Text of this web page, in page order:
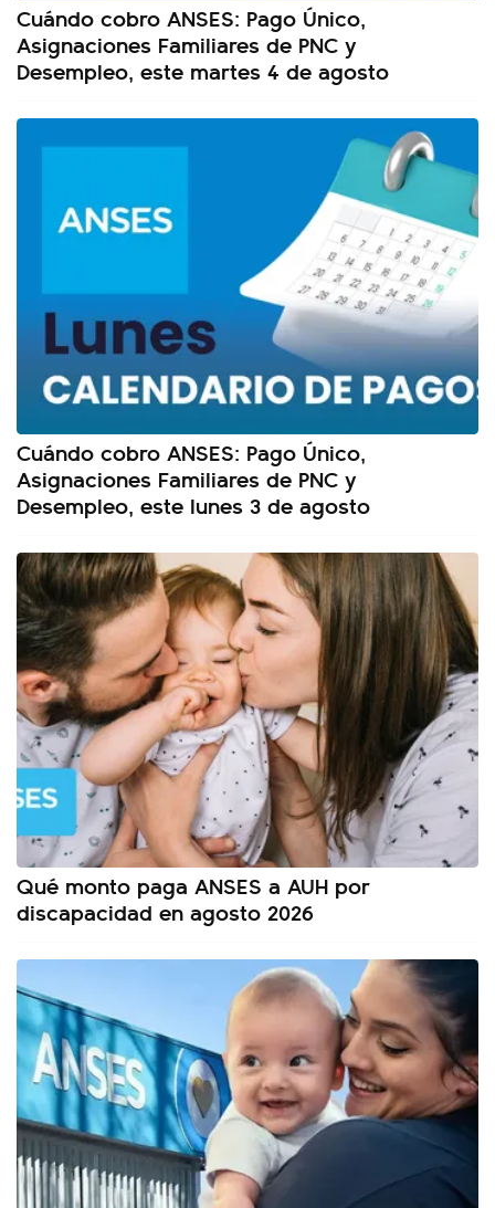
Cuándo cobro ANSES: Pago Único,
Asignaciones Familiares de PNC y
Desempleo, este martes 4 de agosto
Cuándo cobro ANSES: Pago Único,
Asignaciones Familiares de PNC y
Desempleo, este lunes 3 de agosto
Qué monto paga ANSES a AUH por
discapacidad en agosto 2026